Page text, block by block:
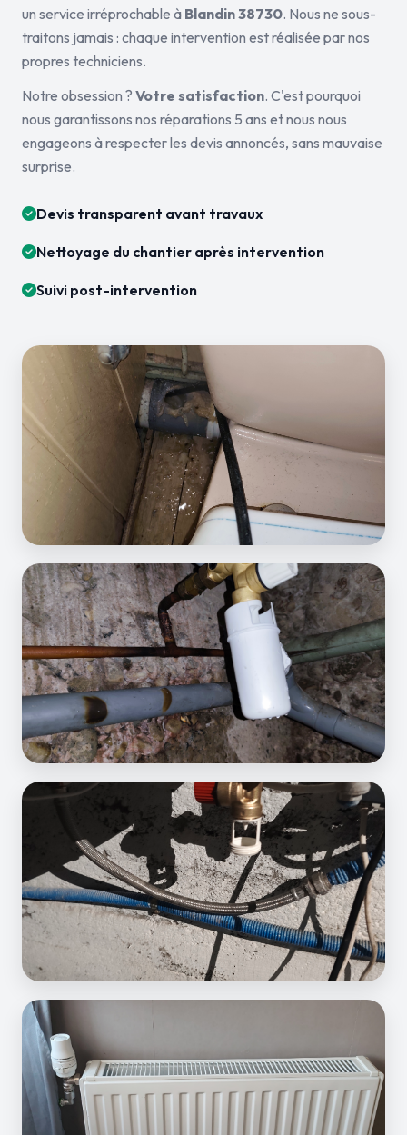
un service irréprochable à Blandin 38730. Nous ne sous-
traitons jamais : chaque intervention est réalisée par nos
propres techniciens.
Notre obsession ? Votre satisfaction. C'est pourquoi
nous garantissons nos réparations 5 ans et nous nous
engageons à respecter les devis annoncés, sans mauvaise
surprise.
Devis transparent avant travaux
Nettoyage du chantier après intervention
Suivi post-intervention